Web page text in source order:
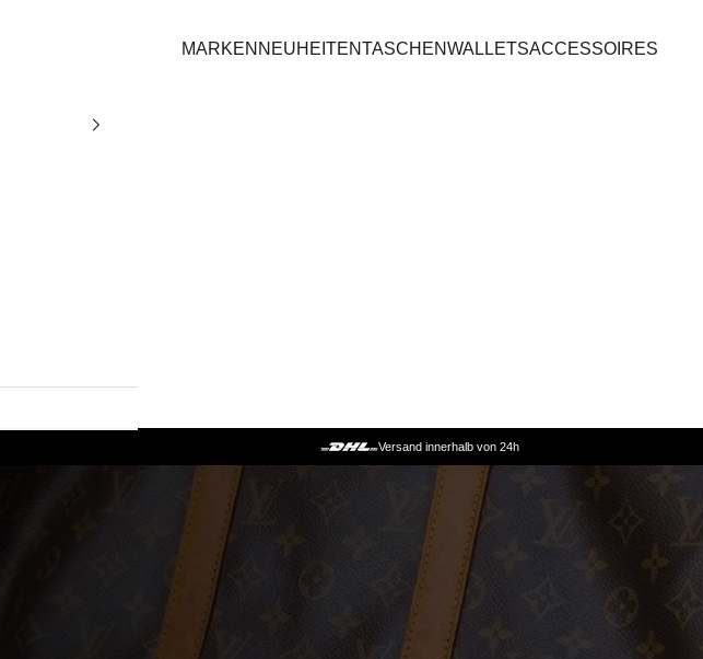
MARKEN NEUHEITENTASCHENWALLETSACCESSOIRES